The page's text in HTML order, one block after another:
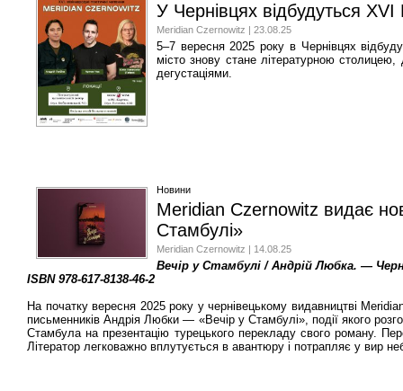
У Чернівцях відбудуться
Meridian Czernowitz | 23.08.25
5–7 вересня 2025 року в Чернівцях
місто знову стане літературною
дегустаціями.
Новини
Meridian Czernowitz видає
Стамбулі»
Meridian Czernowitz | 14.08.25
Вечір у Стамбулі / Андрій Любка. —
ISBN 978-617-8138-46-2
На початку вересня 2025 року у чернівецькому видавництві
письменників Андрія Любки — «Вечір у Стамбулі», події якого
Стамбула на презентацію турецького перекладу свого роману.
Літератор легковажно вплутується в авантюру і потрапляє у вир